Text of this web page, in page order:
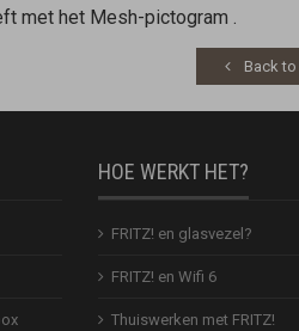
met het Mesh-pictogram .
Back
HOE WERKT HET?
FRITZ! en glasvezel?
FRITZ! en Wifi 6
Thuiswerken met FRITZ!